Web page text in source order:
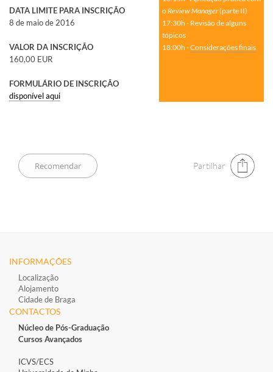
DATA LIMITE PARA INSCRIÇÃO
8 de maio de 2016
VALOR DA INSCRIÇÃO
160,00 EUR
FORMULÁRIO DE INSCRIÇÃO
disponível aqui
oReview Manager(parte II)
17:30h - Revisão de alguns
tópicos
18:00h -Considerações finais
Partilhar
INFORMAÇÕES
Localização
Alojamento
Cidade de Braga
CONTACTOS
Núcleo de Pós-Graduação
Cursos Avançados
ICVS/ECS